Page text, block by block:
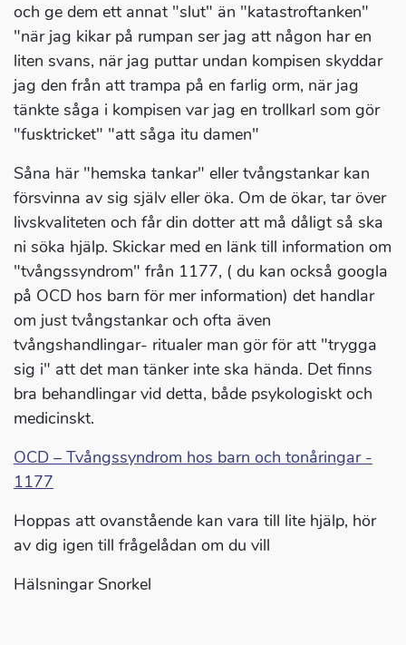
och ge dem ett annat "slut" än "katastroftanken"
"när jag kikar på rumpan ser jag att någon har en
liten svans, när jag puttar undan kompisen skyddar
jag den från att trampa på en farlig orm, när jag
tänkte såga i kompisen var jag en trollkarl som gör
"fusktricket" "att såga itu damen"
Såna här "hemska tankar" eller tvångstankar kan
försvinna av sig själv eller öka. Om de ökar, tar över
livskvaliteten och får din dotter att må dåligt så ska
ni söka hjälp. Skickar med en länk till information om
"tvångssyndrom" från 1177, ( du kan också googla
på OCD hos barn för mer information) det handlar
om just tvångstankar och ofta även
tvångshandlingar- ritualer man gör för att "trygga
sig i" att det man tänker inte ska hända. Det finns
bra behandlingar vid detta, både psykologiskt och
medicinskt.
OCD – Tvångssyndrom hos barn och tonåringar -
1177
Hoppas att ovanstående kan vara till lite hjälp, hör
av dig igen till frågelådan om du vill
Hälsningar Snorkel